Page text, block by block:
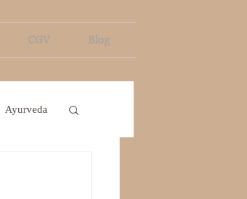
CGV Blog
Ayurveda